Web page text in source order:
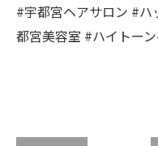
#宇都宮ヘアサロン #
都宮美容室 #ハイトー